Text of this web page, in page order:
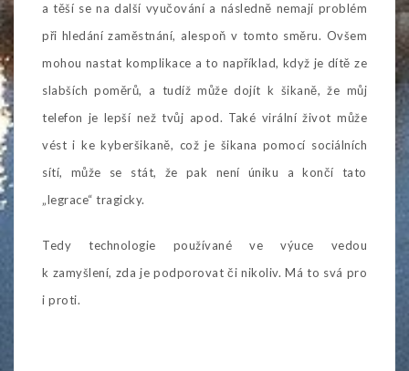
a těší se na další vyučování a následně nemají problém
při hledání zaměstnání, alespoň v tomto směru. Ovšem
mohou nastat komplikace a to například, když je dítě ze
slabších poměrů, a tudíž může dojít k šikaně, že můj
telefon je lepší než tvůj apod. Také virální život může
vést i ke kyberšikaně, což je šikana pomocí sociálních
sítí, může se stát, že pak není úniku a končí tato
„legrace“ tragicky.
Tedy technologie používané ve výuce vedou
k zamyšlení, zda je podporovat či nikoliv. Má to svá pro
i proti.